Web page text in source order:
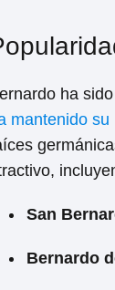
ha
mantenido
San
Bernardo